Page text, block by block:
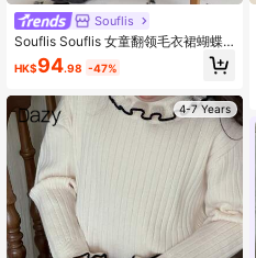
Souflis
Souflis Souflis 女童翻领毛衣裙蝴蝶
结装饰长袖针织连衣裙学院风适合日
常穿着外出度假聚会可作为礼物
HK$94.98 -47%
4-7 Years